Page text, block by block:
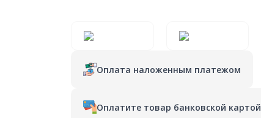
Оплата наложенным платежом
Оплатите товар банковской